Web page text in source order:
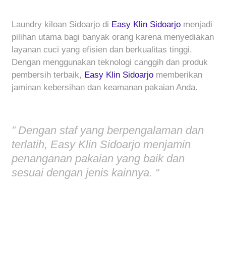
Laundry kiloan Sidoarjo di Easy Klin Sidoarjo menjadi
pilihan utama bagi banyak orang karena menyediakan
layanan cuci yang efisien dan berkualitas tinggi.
Dengan menggunakan teknologi canggih dan produk
pembersih terbaik, Easy Klin Sidoarjo memberikan
jaminan kebersihan dan keamanan pakaian Anda.
” Dengan staf yang berpengalaman dan
terlatih, Easy Klin Sidoarjo menjamin
penanganan pakaian yang baik dan
sesuai dengan jenis kainnya. “